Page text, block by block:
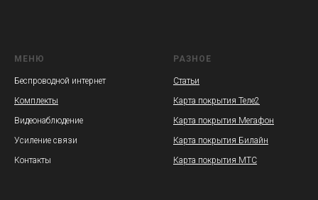
МЕНЮ
Беспроводной интернет
Комплекты
Видеонаблюдение
Усиление связи
Контакты
РАЗНОЕ
Статьи
Карта покрытия Теле2
Карта покрытия Мегафон
Карта покрытия Билайн
Карта покрытия МТС